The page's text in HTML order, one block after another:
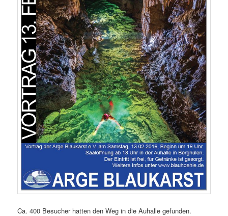
Ca. 400 Besucher hatten den Weg in die Auhalle gefunden.